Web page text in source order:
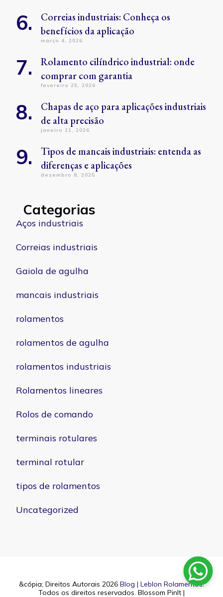
Correias industriais: Conheça os
benefícios da aplicação
março 4, 2026
Rolamento cilíndrico industrial: onde
comprar com garantia
fevereiro 25, 2026
Chapas de aço para aplicações industriais
de alta precisão
janeiro 21, 2026
Tipos de mancais industriais: entenda as
diferenças e aplicações
dezembro 8, 2025
Categorias
Aços industriais
Correias industriais
Gaiola de agulha
mancais industriais
rolamentos
rolamentos de agulha
rolamentos industriais
Rolamentos lineares
Rolos de comando
terminais rotulares
terminal rotular
tipos de rolamentos
Uncategorized
&cópia; Direitos Autorais 2026 Blog | Leblon Rolamentos.
Todos os direitos reservados. Blossom PinIt |